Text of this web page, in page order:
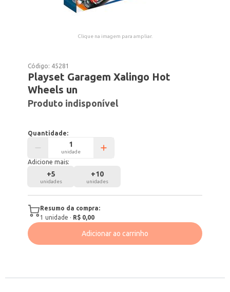
Clique na imagem para ampliar.
Código: 45281
Playset Garagem Xalingo Hot
Wheels un
Produto indisponível
Quantidade:
unidade
Adicione mais:
+5
unidades
+10
unidades
Resumo da compra:
1 unidade · R$ 0,00
Adicionar ao carrinho